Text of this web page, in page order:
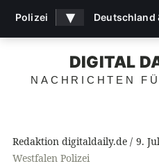
DIGITAL
NACHRICHTEN
Redaktion digitaldaily.de 9.
Westfalen Polizei
Polizei ▾ Deutschland